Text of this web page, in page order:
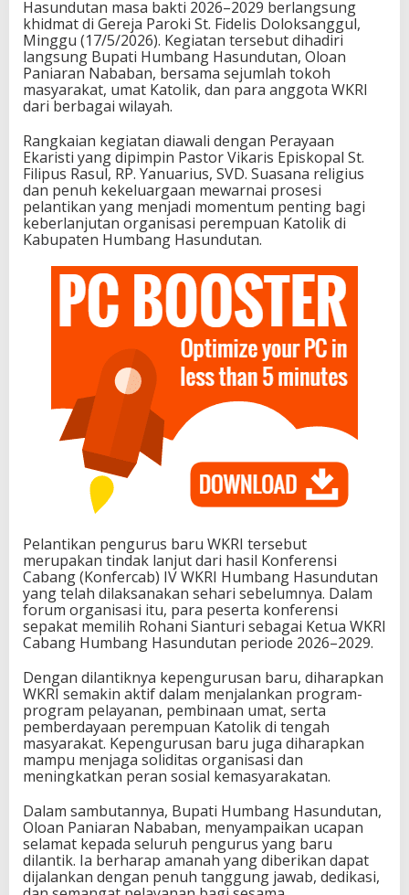
Hasundutan masa bakti 2026–2029 berlangsung
khidmat di Gereja Paroki St. Fidelis Doloksanggul,
Minggu (17/5/2026). Kegiatan tersebut dihadiri
langsung Bupati Humbang Hasundutan, Oloan
Paniaran Nababan, bersama sejumlah tokoh
masyarakat, umat Katolik, dan para anggota WKRI
dari berbagai wilayah.
Rangkaian kegiatan diawali dengan Perayaan
Ekaristi yang dipimpin Pastor Vikaris Episkopal St.
Filipus Rasul, RP. Yanuarius, SVD. Suasana religius
dan penuh kekeluargaan mewarnai prosesi
pelantikan yang menjadi momentum penting bagi
keberlanjutan organisasi perempuan Katolik di
Kabupaten Humbang Hasundutan.
Pelantikan pengurus baru WKRI tersebut
merupakan tindak lanjut dari hasil Konferensi
Cabang (Konfercab) IV WKRI Humbang Hasundutan
yang telah dilaksanakan sehari sebelumnya. Dalam
forum organisasi itu, para peserta konferensi
sepakat memilih Rohani Sianturi sebagai Ketua WKRI
Cabang Humbang Hasundutan periode 2026–2029.
Dengan dilantiknya kepengurusan baru, diharapkan
WKRI semakin aktif dalam menjalankan program-
program pelayanan, pembinaan umat, serta
pemberdayaan perempuan Katolik di tengah
masyarakat. Kepengurusan baru juga diharapkan
mampu menjaga soliditas organisasi dan
meningkatkan peran sosial kemasyarakatan.
Dalam sambutannya, Bupati Humbang Hasundutan,
Oloan Paniaran Nababan, menyampaikan ucapan
selamat kepada seluruh pengurus yang baru
dilantik. Ia berharap amanah yang diberikan dapat
dijalankan dengan penuh tanggung jawab, dedikasi,